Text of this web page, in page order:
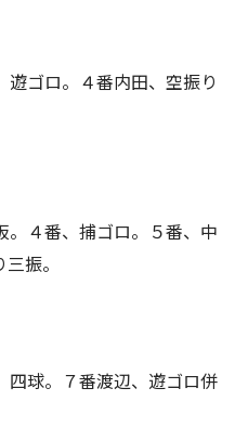
ゴロ。４番内田、空振り
４番、捕ゴロ。５番、中
振。
球。７番渡辺、遊ゴロ併